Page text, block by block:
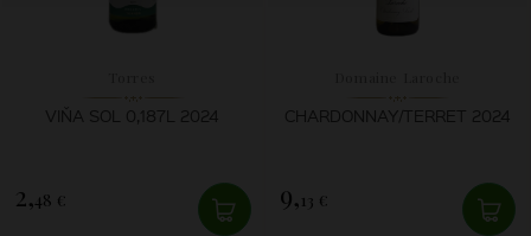
VIŇA SOL 0,187L 2024
2,48 €
CHARDONNAY/TERRET 2024
9, 13 €